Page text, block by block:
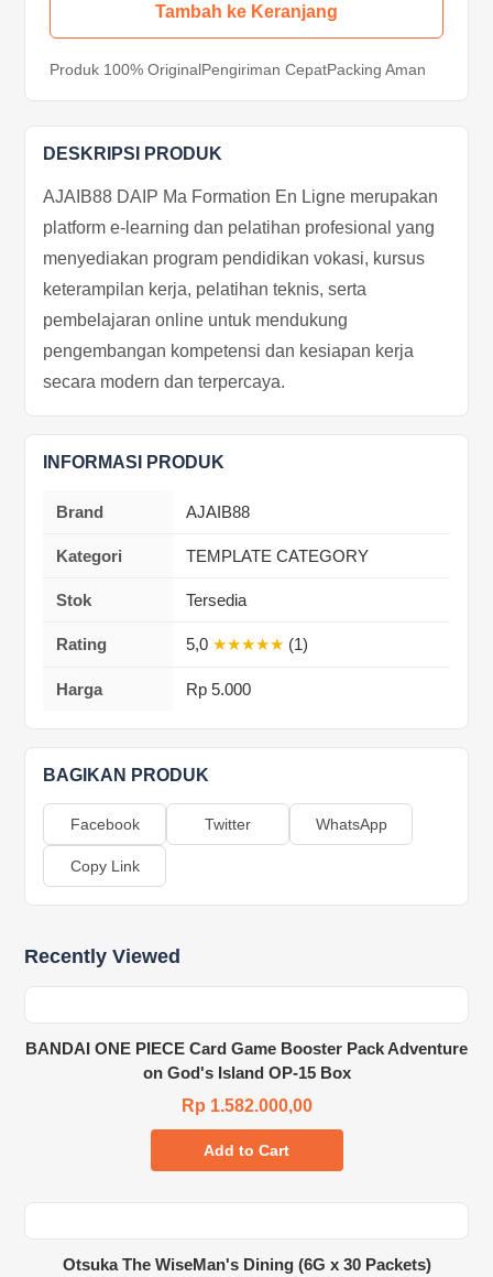
Tambah ke Keranjang
Produk 100% OriginalPengiriman CepatPacking Aman
DESKRIPSI PRODUK
AJAIB88 DAIP Ma Formation En Ligne merupakan
platform e-learning dan pelatihan profesional yang
menyediakan program pendidikan vokasi, kursus
keterampilan kerja, pelatihan teknis, serta
pembelajaran online untuk mendukung
pengembangan kompetensi dan kesiapan kerja
secara modern dan terpercaya.
INFORMASI PRODUK
Brand AJAIB88
Kategori TEMPLATE CATEGORY
Stok Tersedia
Rating 5,0 ★★★★★ (1)
Harga Rp 5.000
BAGIKAN PRODUK
Facebook Twitter WhatsApp
Copy Link
Recently Viewed
BANDAI ONE PIECE Card Game Booster Pack Adventure
on God's Island OP-15 Box
Rp 1.582.000,00
Add to Cart
Otsuka The WiseMan's Dining (6G x 30 Packets)